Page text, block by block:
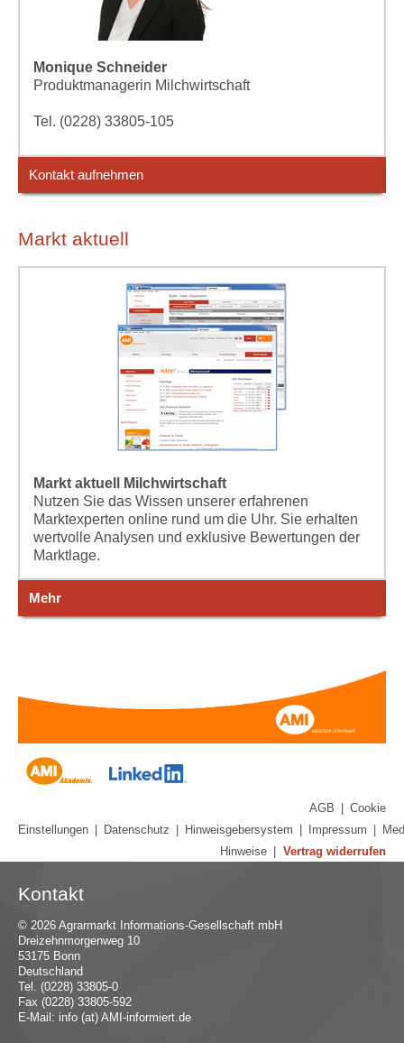
Monique Schneider
Produktmanagerin Milchwirtschaft
Tel. (0228) 33805-105
Kontakt aufnehmen
Markt aktuell
Markt aktuell Milchwirtschaft
Nutzen Sie das Wissen unserer erfahrenen
Marktexperten online rund um die Uhr. Sie erhalten
wertvolle Analysen und exklusive Bewertungen der
Marktlage.
Mehr
AGB | Cookie
Einstellungen | Datenschutz | Hinweisgebersystem | Impressum |
Hinweise | Vertrag widerrufen
Kontakt
© 2026 Agrarmarkt Informations-Gesellschaft mbH
Dreizehnmorgenweg 10
53175 Bonn
Deutschland
Tel. (0228) 33805-0
Fax (0228) 33805-592
E-Mail: info (at) AMI-informiert.de